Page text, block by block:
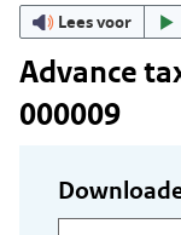
Lees voor
Advance
000009